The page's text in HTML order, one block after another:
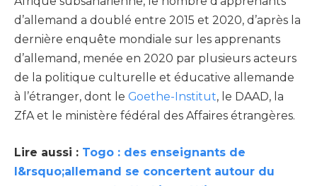
d’allemand a doublé entre 2015 et 2020, d’après la
dernière enquête mondiale sur les apprenants
d’allemand, menée en 2020 par plusieurs acteurs
de la politique culturelle et éducative allemande
à l’étranger, dont le Goethe-Institut, le DAAD, la
ZfA et le ministère fédéral des Affaires étrangères.
Lire aussi : Togo : des enseignants de
l&rsquo;allemand se concertent autour du